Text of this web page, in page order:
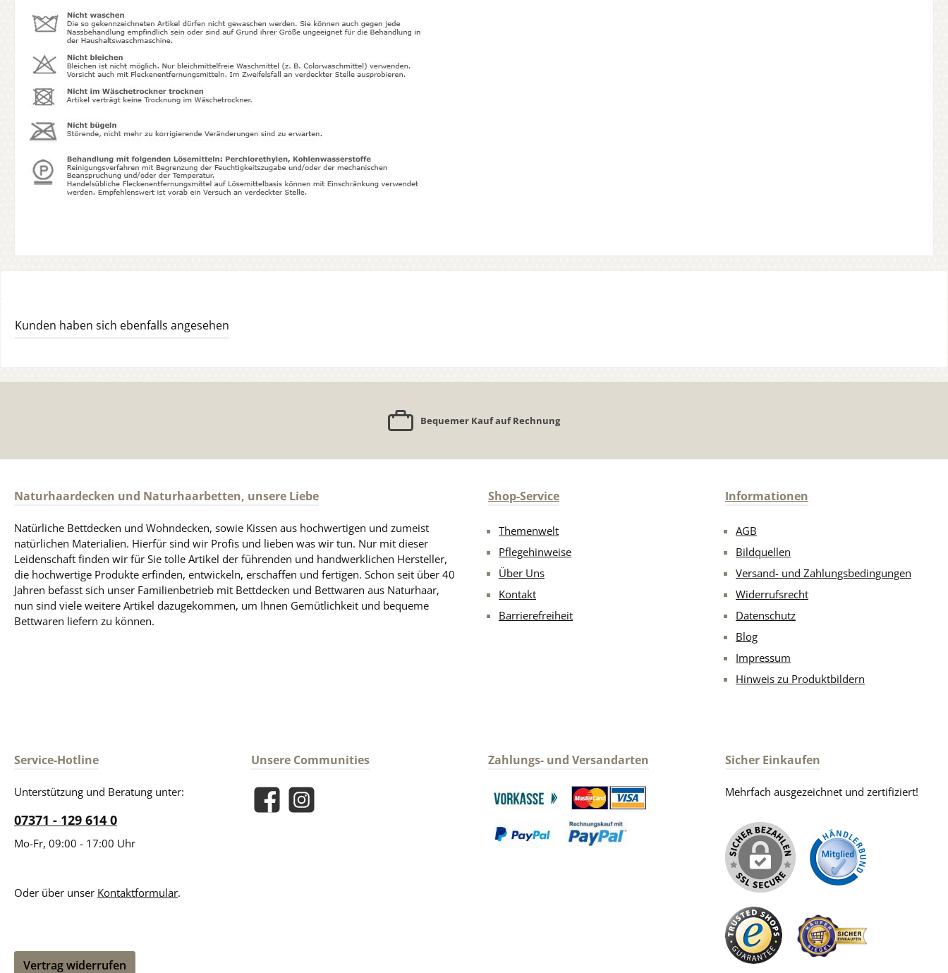
Kunden haben sich ebenfalls angesehen
Bequemer Kauf auf Rechnung
Naturhaardecken und Naturhaarbetten, unsere Liebe
Natürliche Bettdecken und Wohndecken, sowie Kissen aus hochwertigen und zumeist
natürlichen Materialien. Hierfür sind wir Profis und lieben was wir tun. Nur mit dieser
Leidenschaft finden wir für Sie tolle Artikel der führenden und handwerklichen Hersteller,
die hochwertige Produkte erfinden, entwickeln, erschaffen und fertigen. Schon seit über 40
Jahren befasst sich unser Familienbetrieb mit Bettdecken und Bettwaren aus Naturhaar,
nun sind viele weitere Artikel dazugekommen, um Ihnen Gemütlichkeit und bequeme
Bettwaren liefern zu können.
Shop-Service
Themenwelt
Pflegehinweise
Über Uns
Kontakt
Barrierefreiheit
Informationen
AGB
Bildquellen
Versand- und Zahlungsbedingungen
Widerrufsrecht
Datenschutz
Blog
Impressum
Hinweis zu Produktbildern
Service-Hotline
Unterstützung und Beratung unter:
07371 - 129 614 0
Mo-Fr, 09:00 - 17:00 Uhr
Oder über unser Kontaktformular.
Vertrag widerrufen
Unsere Communities
FacebookInstagram
Zahlungs- und Versandarten
Benutzerdefiniertes Bild 1Benutzerdefiniertes Bild 2
Sicher Einkaufen
Mehrfach ausgezeichnet und zertifiziert!